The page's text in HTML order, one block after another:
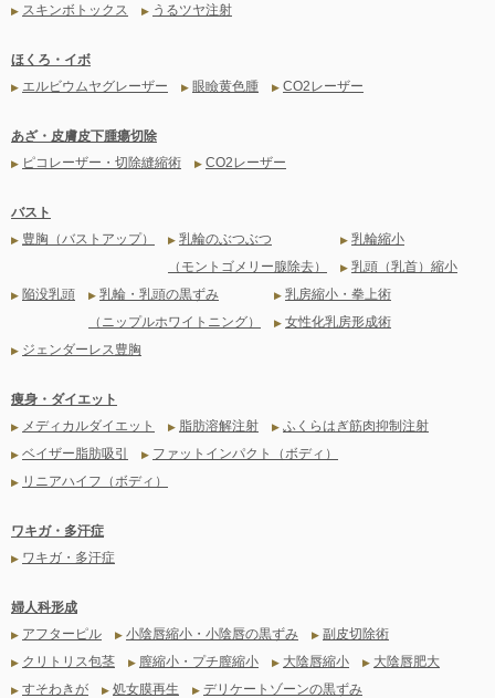
▶ スキンボトックス ▶ うるツヤ注射
ほくろ・イボ
▶ エルビウムヤグレーザー ▶ 眼瞼黄色腫 ▶ CO2レーザー
あざ・皮膚皮下腫瘍切除
▶ ピコレーザー・切除縫縮術 ▶ CO2レーザー
バスト
▶ 豊胸（バストアップ） ▶ 乳輪のぶつぶつ
（モントゴメリー腺除去）
▶ 乳輪縮小
▶ 乳頭（乳首）縮小
▶ 陥没乳頭 ▶ 乳輪・乳頭の黒ずみ
（ニップルホワイトニング）
▶ 乳房縮小・拳上術
▶ 女性化乳房形成術
▶ ジェンダーレス豊胸
痩身・ダイエット
▶ メディカルダイエット ▶ 脂肪溶解注射 ▶ ふくらはぎ筋肉抑制注射
▶ ベイザー脂肪吸引 ▶ ファットインパクト（ボディ）
▶ リニアハイフ（ボディ）
ワキガ・多汗症
▶ ワキガ・多汗症
婦人科形成
▶ アフターピル ▶ 小陰唇縮小・小陰唇の黒ずみ ▶ 副皮切除術
▶ クリトリス包茎 ▶ 膣縮小・プチ膣縮小 ▶ 大陰唇縮小 ▶ 大陰唇肥大
▶ すそわきが ▶ 処女膜再生 ▶ デリケートゾーンの黒ずみ